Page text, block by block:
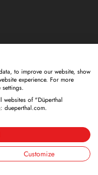
Toutes les
sont données à
et de fautes de
aux
BGB. Aucune vente
vous confirmez agir
paragraphe 1 BFSG).
to improve our website, show
experience. For more
websites of "Düperthal
dueperthal.com.
Customize